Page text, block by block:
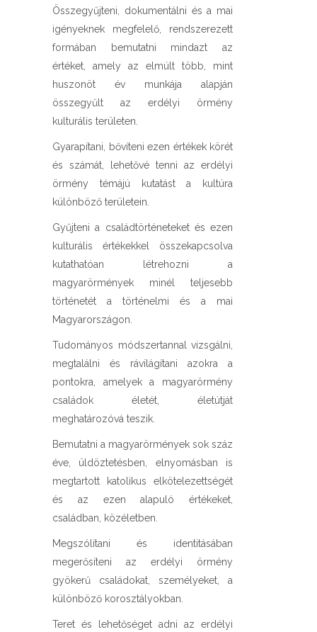
Összegyűjteni, dokumentálni és a mai
igényeknek megfelelő, rendszerezett
formában bemutatni mindazt az
értéket, amely az elmúlt több, mint
huszonöt év munkája alapján
összegyűlt az erdélyi örmény
kulturális területen.
Gyarapítani, bővíteni ezen értékek körét
és számát, lehetővé tenni az erdélyi
örmény témájú kutatást a kultúra
különböző területein.
Gyűjteni a családtörténeteket és ezen
kulturális értékekkel összekapcsolva
kutathatóan létrehozni a
magyarörmények minél teljesebb
történetét a történelmi és a mai
Magyarországon.
Tudományos módszertannal vizsgálni,
megtalálni és rávilágítani azokra a
pontokra, amelyek a magyarörmény
családok életét, életútját
meghatározóvá teszik.
Bemutatni a magyarörmények sok száz
éve, üldöztetésben, elnyomásban is
megtartott katolikus elkötelezettségét
és az ezen alapuló értékeket,
családban, közéletben.
Megszólítani és identitásában
megerősíteni az erdélyi örmény
gyökerű családokat, személyeket, a
különböző korosztályokban.
Teret és lehetőséget adni az erdélyi